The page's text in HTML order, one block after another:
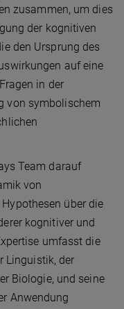
zusammen, um dies
der kognitiven
den Ursprung des
auf eine
in der
von symbolischem
Team darauf
von
über die
kognitiver und
umfasst die
Linguistik, der
Biologie, und seine
Anwendung